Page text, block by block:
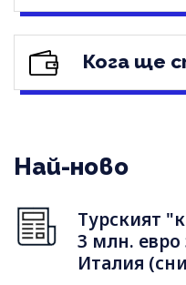
Кога ще
Най-ново
Турският
3 млн. евро
Италия